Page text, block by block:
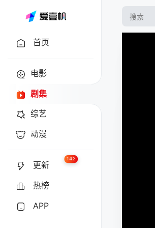
首页
电影
剧集
综艺
动漫
更新
142
热榜
APP